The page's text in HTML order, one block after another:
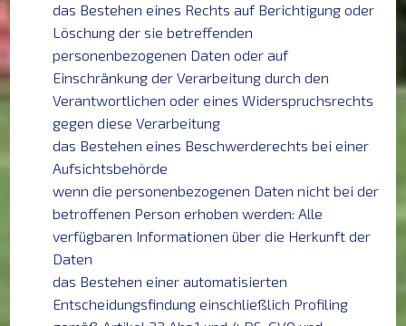
das Bestehen eines Rechts auf Berichtigung oder
Löschung der sie betreffenden
personenbezogenen Daten oder auf
Einschränkung der Verarbeitung durch den
Verantwortlichen oder eines Widerspruchsrechts
gegen diese Verarbeitung
das Bestehen eines Beschwerderechts bei einer
Aufsichtsbehörde
wenn die personenbezogenen Daten nicht bei der
betroffenen Person erhoben werden: Alle
verfügbaren Informationen über die Herkunft der
Daten
das Bestehen einer automatisierten
Entscheidungsfindung einschließlich Profiling